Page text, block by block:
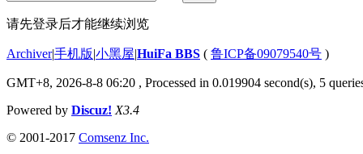
请先登录后才能继续浏览
Archiver|手机版|小黑屋|HuiFa BBS ( 鲁ICP备09079540号 )
GMT+8, 2026-8-8 06:20 , Processed in 0.019904 second(s), 5
Powered by Discuz! X3.4
© 2001-2017 Comsenz Inc.